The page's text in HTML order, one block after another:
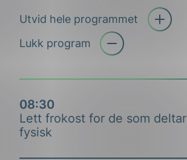
Utvid hele programmet
Lukk program
Åpne trekkspill
08:30
Lett frokost for de som deltar
fysisk